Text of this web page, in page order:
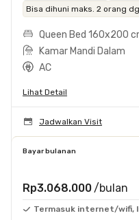
Bisa dihuni maks. 2 orang
Queen Bed 160x200
Kamar Mandi Dalam
AC
Lihat Detail
Jadwalkan Visit
Bayar bulanan
Rp3.068.000 /bulan
Termasuk internet/wifi,